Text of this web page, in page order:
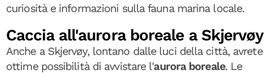
curiosità e informazioni sulla fauna marina locale.
Caccia all'aurora boreale a Skjervøy
Anche a Skjervøy, lontano dalle luci della città, avrete
ottime possibilità di avvistare l'aurora boreale. Le